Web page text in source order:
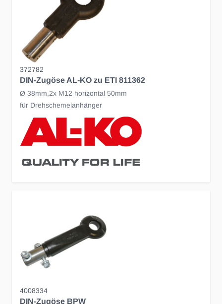
372782
DIN-Zugöse AL-KO zu ETI 811362
Ø 38mm,2x M12 horizontal 50mm
für Drehschemelanhänger
4008334
DIN-Zugöse BPW